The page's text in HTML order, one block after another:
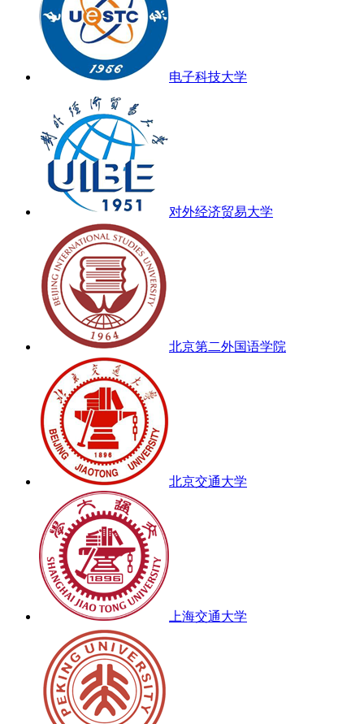
电子科技大学
对外经济贸易大学
北京第二外国语学院
北京交通大学
上海交通大学